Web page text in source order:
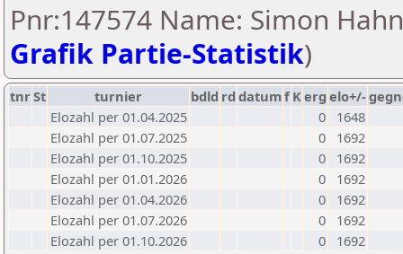
Pnr:147574 Name: Simon
Grafik Partie-Statistik)
tnrSt turnier bdld rd datumf Kerg elo+/-
Elozahl per 01.04.2025
0
1648
Elozahl per 01.07.2025
0
1692
Elozahl per 01.10.2025
0
1692
Elozahl per 01.01.2026
0
1692
Elozahl per 01.04.2026
0
1692
Elozahl per 01.07.2026
0
1692
Elozahl per 01.10.2026
0 1692